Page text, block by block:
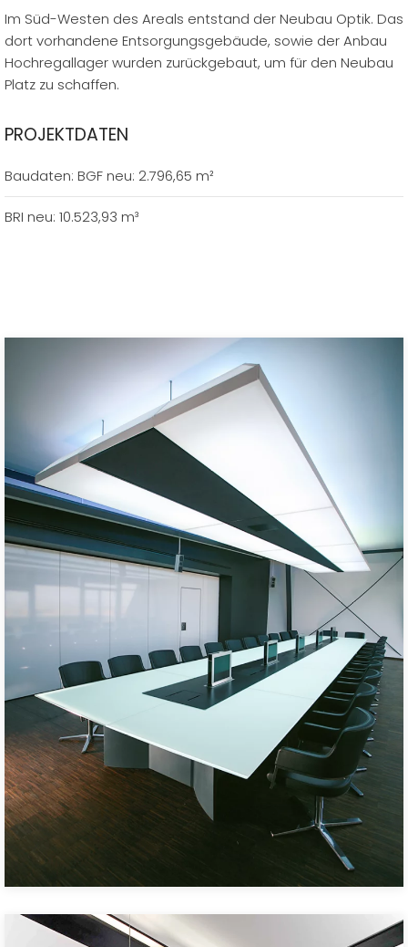
Im Süd-Westen des Areals entstand der Neubau Optik. Das
dort vorhandene Entsorgungsgebäude, sowie der Anbau
Hochregallager wurden zurückgebaut, um für den Neubau
Platz zu schaffen.
PROJEKTDATEN
Baudaten: BGF neu: 2.796,65 m²
BRI neu: 10.523,93 m³